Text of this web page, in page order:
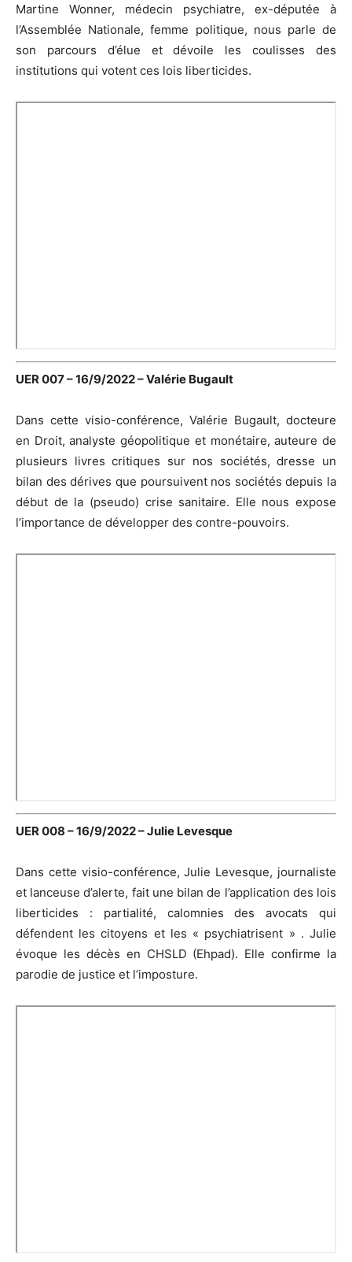
Martine Wonner, médecin psychiatre, ex-députée à
l’Assemblée Nationale, femme politique, nous parle de
son parcours d’élue et dévoile les coulisses des
institutions qui votent ces lois liberticides.
UER 007 – 16/9/2022 – Valérie Bugault
Dans cette visio-conférence, Valérie Bugault, docteure
en Droit, analyste géopolitique et monétaire, auteure de
plusieurs livres critiques sur nos sociétés, dresse un
bilan des dérives que poursuivent nos sociétés depuis la
début de la (pseudo) crise sanitaire. Elle nous expose
l’importance de développer des contre-pouvoirs.
UER 008 – 16/9/2022 – Julie Levesque
Dans cette visio-conférence, Julie Levesque, journaliste
et lanceuse d’alerte, fait une bilan de l’application des lois
liberticides : partialité, calomnies des avocats qui
défendent les citoyens et les « psychiatrisent » . Julie
évoque les décès en CHSLD (Ehpad). Elle confirme la
parodie de justice et l’imposture.